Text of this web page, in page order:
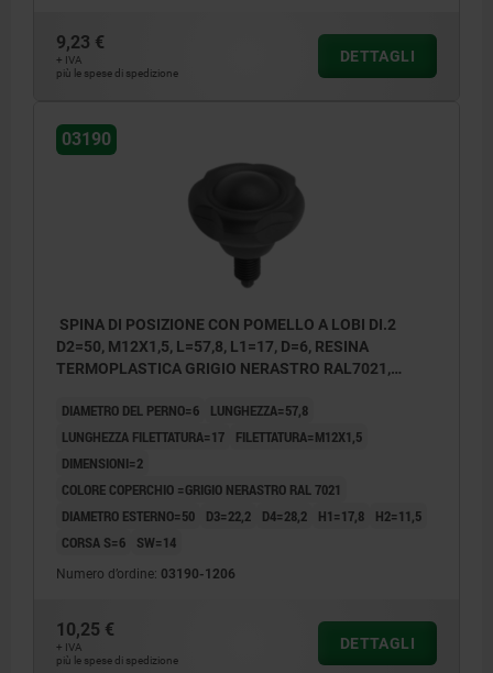
9,23 €
+ IVA
più le spese di spedizione
DETTAGLI
03190
SPINA DI POSIZIONE CON POMELLO A LOBI DI.2
D2=50, M12X1,5, L=57,8, L1=17, D=6, RESINA
TERMOPLASTICA GRIGIO NERASTRO RAL7021,
COP.:GRIGIO NERAST. RAL7021
DIAMETRO DEL PERNO=6
LUNGHEZZA=57,8
LUNGHEZZA FILETTATURA=17
FILETTATURA=M12X1,5
DIMENSIONI=2
COLORE COPERCHIO =GRIGIO NERASTRO RAL 7021
DIAMETRO ESTERNO=50
D3=22,2 D4=28,2 H1=17,8
H2=11,5
CORSA S=6
SW=14
Numero d’ordine: 03190-1206
10,25 €
+ IVA
più le spese di spedizione
DETTAGLI